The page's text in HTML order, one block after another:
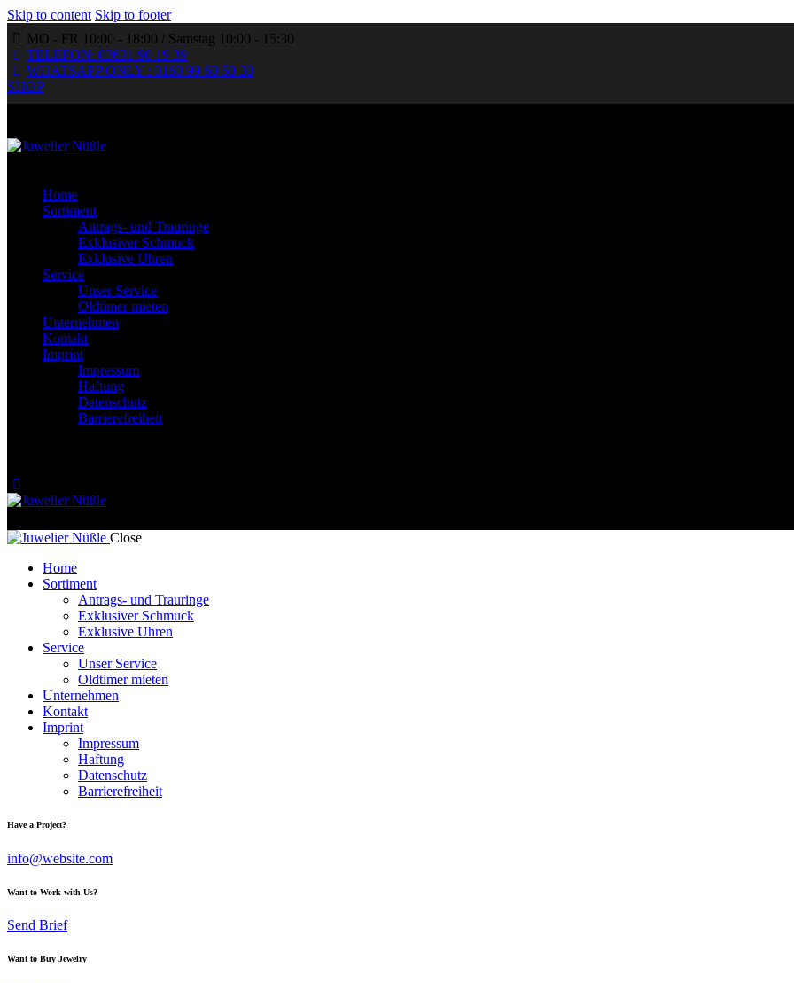
Skip to content Skip to footer
MO - FR 10:00 - 18:00 / Samstag 10:00 - 15:30
TELEFON: 03631 90 19 39
WHATSAPP ONLY : 0160 99 60 50 30
SHOP
Home
Sortiment
Antrags- und Trauringe
Exklusiver Schmuck
Exklusive Uhren
Service
Unser Service
Oldtimer mieten
Unternehmen
Kontakt
Imprint
Impressum
Haftung
Datenschutz
Barrierefreiheit
Close
Home
Sortiment
Antrags- und Trauringe
Exklusiver Schmuck
Exklusive Uhren
Service
Unser Service
Oldtimer mieten
Unternehmen
Kontakt
Imprint
Impressum
Haftung
Datenschutz
Barrierefreiheit
Have a Project?
info@website.com
Want to Work with Us?
Send Brief
Want to Buy Jewelry